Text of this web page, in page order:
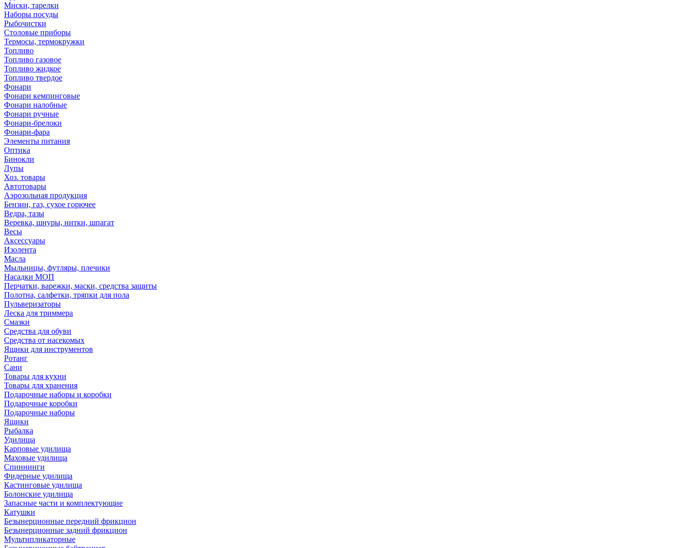
Миски, тарелки
Наборы посуды
Рыбочистки
Столовые приборы
Термосы, термокружки
Топливо
Топливо газовое
Топливо жидкое
Топливо твердое
Фонари
Фонари кемпинговые
Фонари налобные
Фонари ручные
Фонари-брелоки
Фонари-фара
Элементы питания
Оптика
Бинокли
Лупы
Хоз. товары
Автотовары
Аэрозольная продукция
Бензин, газ, сухое горючее
Ведра, тазы
Веревка, шнуры, нитки, шпагат
Весы
Аксессуары
Изолента
Масла
Мыльницы, футляры, плечики
Насадки МОП
Перчатки, варежки, маски, средства защиты
Полотна, салфетки, тряпки для пола
Пульверизаторы
Леска для триммера
Смазки
Средства для обуви
Средства от насекомых
Ящики для инструментов
Ротанг
Сани
Товары для кухни
Товары для хранения
Подарочные наборы и коробки
Подарочные коробки
Подарочные наборы
Ящики
Рыбалка
Удилища
Карповые удилища
Маховые удилища
Спиннинги
Фидерные удилища
Кастинговые удилища
Болонские удилища
Запасные части и комплектующие
Катушки
Безынерционные передний фрикцион
Безынерционные задний фрикцион
Мультипликаторные